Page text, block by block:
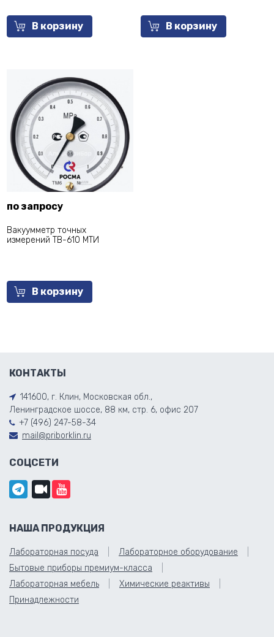
В корзину В корзину
по запросу
Вакуумметр точных
измерений ТВ-610 МТИ
В корзину
КОНТАКТЫ
141600, г. Клин, Московская обл.,
Ленинградское шоссе, 88 км, стр. 6, офис 207
+7 (496) 247-58-34
mail@priborklin.ru
СОЦСЕТИ
НАША ПРОДУКЦИЯ
Лабораторная посуда
Лабораторное оборудование
Бытовые приборы премиум-класса
Лабораторная мебель
Химические реактивы
Принадлежности